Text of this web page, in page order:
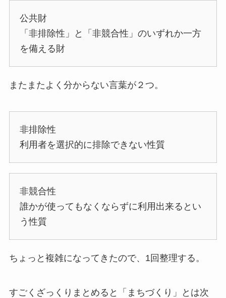
公共財
「非排除性」と「非競合性」のいずれか一方
を備える財
またまたよく分からない言葉が２つ。
非排除性
利用者を選択的に排除できない性質
非競合性
誰かが使ってもなくならずに利用出来るとい
う性質
ちょっと複雑になってきたので、1回整理する。
すごくざっくりまとめると「まちづくり」とは次